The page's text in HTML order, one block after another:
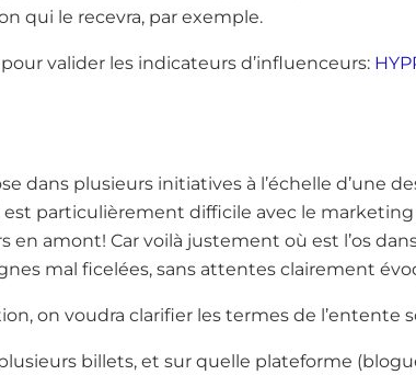
qui le recevra, par exemple.
valider les indicateurs d’influenceurs:
dans plusieurs initiatives à l’échelle d’une
est particulièrement difficile avec le
en amont! Car voilà justement où est l’os
mal ficelées, sans attentes clairement
on voudra clarifier les termes de l’entente
billets, et sur quelle plateforme